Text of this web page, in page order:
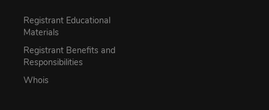
Registrant Educational
Materials
Registrant Benefits and
Responsibilities
Whois